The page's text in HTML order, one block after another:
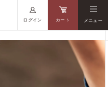
ログイン カート メニュー